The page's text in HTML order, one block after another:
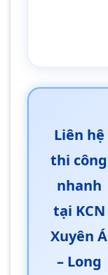
Liên hệ
thi công
nhanh
tại KCN
Xuyên Á
– Long